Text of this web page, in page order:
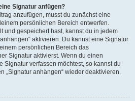
Signatur anfügen?
anzufügen, musst du zunächst eine
persönlichen Bereich entwerfen.
und gespeichert hast, kannst du in jedem
aktivieren. Du kannst eine Signatur
persönlichen Bereich das
Signatur aktivierst. Wenn du einen
Signatur verfassen möchtest, so kannst du
„Signatur anhängen“ wieder deaktivieren.